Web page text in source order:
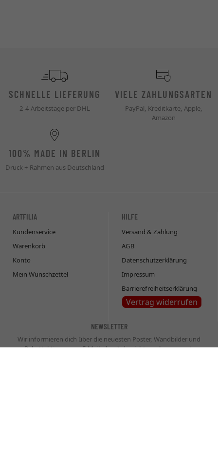
SCHNELLE LIEFERUNG
2-4 Arbeitstage per DHL
VIELE ZAHLUNGSARTEN
PayPal, Kreditkarte, Apple,
Amazon
100% MADE IN BERLIN
Druck + Rahmen aus Deutschland
ARTFILIA
Kundenservice
Warenkorb
Konto
Mein Wunschzettel
HILFE
Versand & Zahlung
AGB
Datenschutzerklärung
Impressum
Barrierefreiheitserklärung
Vertrag widerrufen
NEWSLETTER
Wir informieren dich über die neuesten Poster, Wandbilder und
Rabattaktionen per E-Mail, damit du nichts mehr verpasst.